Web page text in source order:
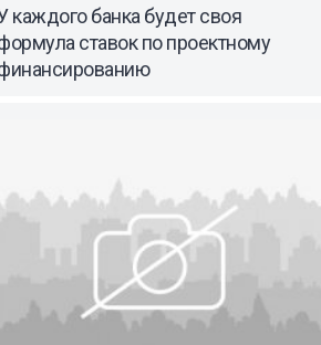
каждого банка будет своя
ставок по проектному